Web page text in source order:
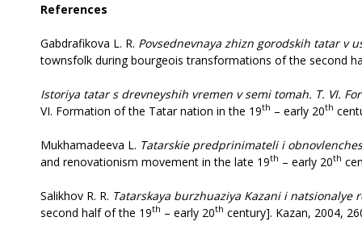
References
Gabdrafikova L. R. Povsednevnaya zhizn gorodskih tatar v
townsfolk during bourgeois transformations of the second
Istoriya tatar s drevneyshih vremen v semi tomah. T. VI.
VI. Formation of the Tatar nation in the 19th – early 20th
Mukhamadeeva L. Tatarskiepredprinimateli i
and renovationism movement in the late 19th – early 20th
Salikhov R. R. Tatarskaya burzhuaziya Kazani i natsionalye
second half of the 19th – early 20th century]. Kazan, 2004,